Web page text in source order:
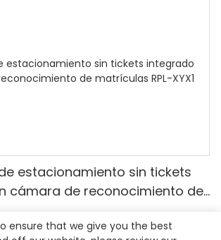
estacionamiento sin tickets
cámara de reconocimiento de
ensure that we give you the best